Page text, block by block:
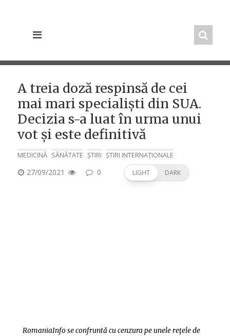
A treia doză respinsă de cei
mai mari specialiști din SUA.
Decizia s-a luat în urma unui
vot și este definitivă
MEDICINĂ SĂNĂTATE ȘTIRI ȘTIRI INTERNAȚIONALE
POSTED
27/09/2021 0 LIGHT DARK
RomaniaInfo se confruntă cu cenzura pe unele rețele de